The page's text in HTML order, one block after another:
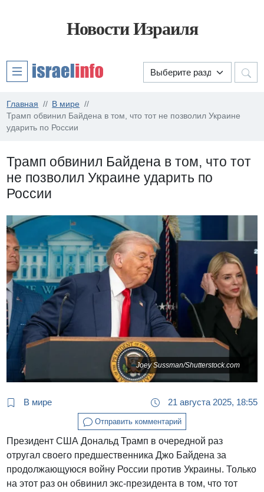
Новости Израиля
Главная
В мире
Трамп обвинил Байдена в том, что тот не позволил Украине
ударить по России
Трамп обвинил Байдена в том, что тот
не позволил Украине ударить по
России
Joey Sussman/Shutterstock.com
В мире 21 августа 2025, 18:55
Отправить комментарий
Президент США Дональд Трамп в очередной раз
отругал своего предшественника Джо Байдена за
продолжающуюся войну России против Украины. Только
на этот раз он обвинил экс-президента в том, что тот